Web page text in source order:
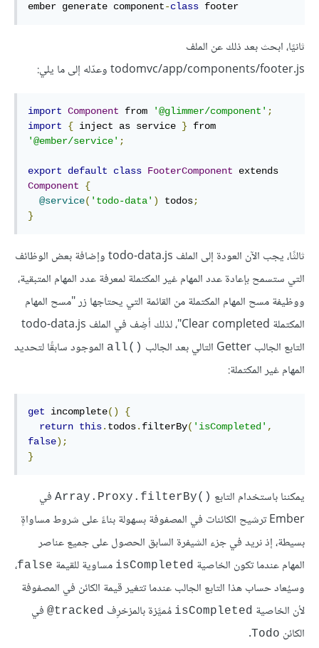
ember generate component-class footer
ثانيًا، ابحث بعد ذلك عن الملف
todomvc/app/components/footer.js وعدّله إلى ما يلي:
import Component from '@glimmer/component' ;
import
{ inject as service }
'@ember/service' ;
export default class FooterComponent
Component
{
@service( 'todo-data' ) todos;
}
ثالثًا، يجب الآن العودة إلى الملف todo-data.js وإضافة بعض الوظائف
التي ستسمح بإعادة عدد المهام غير المكتملة لمعرفة عدد المهام المتبقية،
ووظيفة مسح المهام المكتملة من القائمة التي يحتاجها زر "مسح المهام
المكتملة Clear completed"، لذلك أضِف في الملف todo-data.js
التابع الجالب Getter التالي بعد الجالب
all()‎ الموجود سابقًا لتحديد
المهام غير المكتملة:
get incomplete()
{
return this. todos. filterBy( 'isCompleted' ,
false);
}
يمكننا باستخدام التابع Array.Proxy.filterBy()‎ في
Ember ترشيح الكائنات في المصفوفة بسهولة بناءً على شروط مساواةٍ
بسيطة، إذ نريد في جزء الشيفرة السابق الحصول على جميع عناصر
المهام عندما تكون الخاصية isCompleted مساوية للقيمة false،
وسيُعاد حساب هذا التابع الجالب عندما تتغير قيمة الكائن في المصفوفة
لأن الخاصية isCompleted مُميَّزة بالمزخرِف ‎@tracked في
الكائن Todo
.